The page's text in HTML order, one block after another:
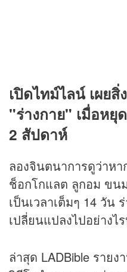
เปิดไทม์ไลน์ เผย
"ร่างกาย" เมื่อห
2 สัปดาห์
ลองจินตนาการดูว่าห
ช็อกโกแลต ลูกอม ขน
เป็นเวลาเต็มๆ 14 วัน
เปลี่ยนแปลงไปอย่างไ
ล่าสุด LADBible ราย